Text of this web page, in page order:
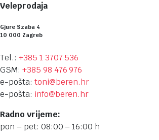
Veleprodaja
Gjure Szaba 4
10 000 Zagreb
Tel.: +385 1 3707 536
GSM: +385 98 476 976
e-pošta: toni@beren.hr
e-pošta: info@beren.hr
Radno vrijeme:
pon – pet: 08:00 – 16:00 h